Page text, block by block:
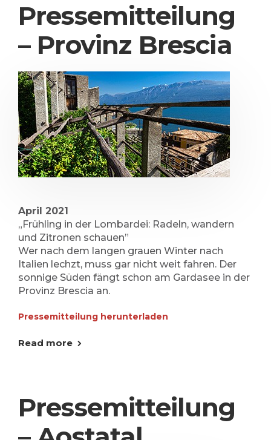
Pressemitteilung
– Provinz Brescia
April 2021
„Frühling in der Lombardei: Radeln, wandern
und Zitronen schauen”
Wer nach dem langen grauen Winter nach
Italien lechzt, muss gar nicht weit fahren. Der
sonnige Süden fängt schon am Gardasee in der
Provinz Brescia an.
Pressemitteilung herunterladen
Read more
Pressemitteilung